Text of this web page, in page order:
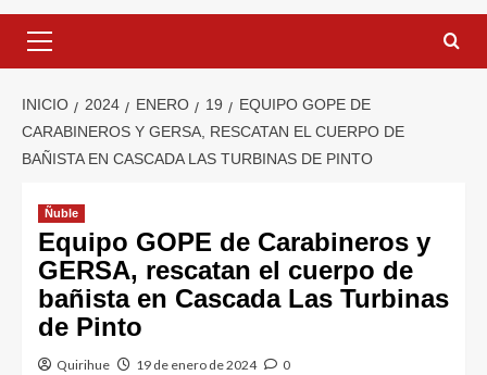
INICIO 2024 ENERO 19
EQUIPO GOPE DE
CARABINEROS Y GERSA, RESCATAN EL CUERPO DE
BAÑISTA EN CASCADA LAS TURBINAS DE PINTO
Ñuble
Equipo GOPE de Carabineros y
GERSA, rescatan el cuerpo de
bañista en Cascada Las Turbinas
de Pinto
Quirihue 19 de enero de 2024 0